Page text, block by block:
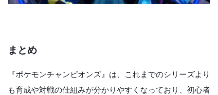
まとめ
『ポケモンチャンピオンズ』は、これまでのシリーズより
も育成や対戦の仕組みが分かりやすくなっており、初心者